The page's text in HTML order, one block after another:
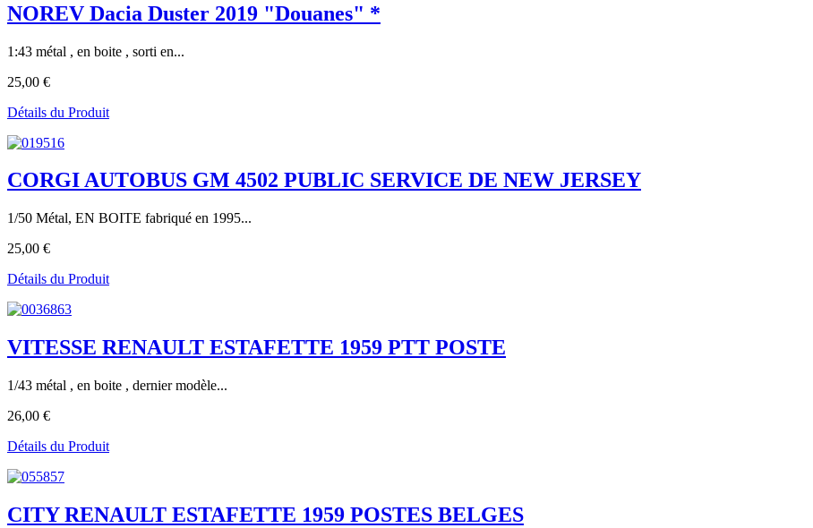
NOREV Dacia Duster 2019 "Douanes" *
1:43 métal , en boite , sorti en...
25,00 €
Détails du Produit
CORGI AUTOBUS GM 4502 PUBLIC SERVICE DE NEW JERSEY
1/50 Métal, EN BOITE fabriqué en 1995...
25,00 €
Détails du Produit
VITESSE RENAULT ESTAFETTE 1959 PTT POSTE
1/43 métal , en boite , dernier modèle...
26,00 €
Détails du Produit
CITY RENAULT ESTAFETTE 1959 POSTES BELGES